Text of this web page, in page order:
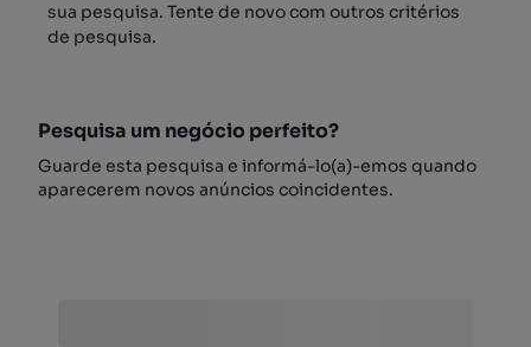
sua pesquisa. Tente de novo com outros critérios
de pesquisa.
Pesquisa um negócio perfeito?
Guarde esta pesquisa e informá-lo(a)-emos quando
aparecerem novos anúncios coincidentes.